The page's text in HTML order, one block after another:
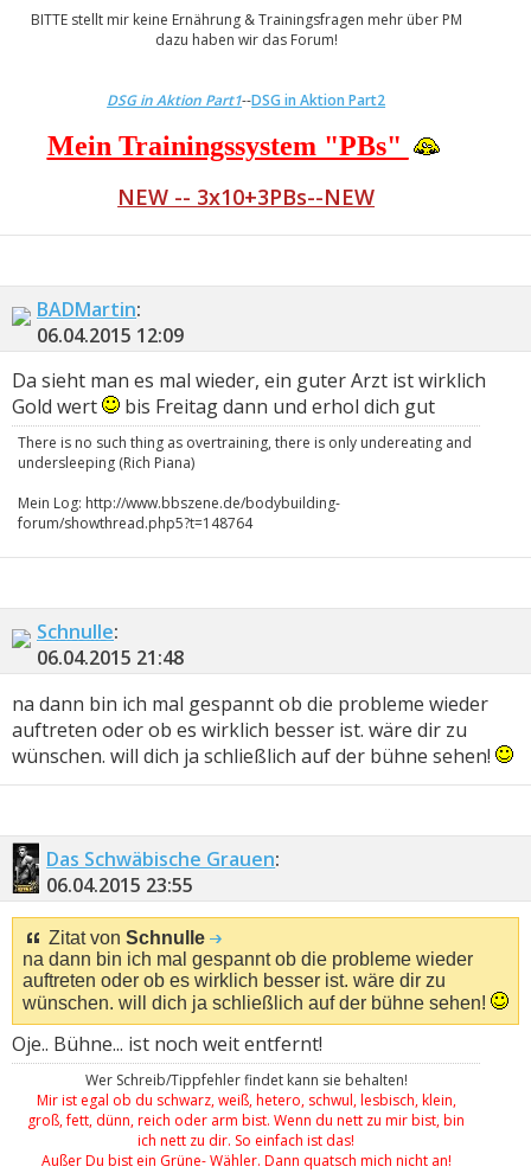
BITTE stellt mir keine Ernährung & Trainingsfragen mehr über PM
dazu haben wir das Forum!
DSG in Aktion Part1--DSG in Aktion Part2
Mein Trainingssystem "PBs"
NEW -- 3x10+3PBs--NEW
BADMartin:
06.04.2015 12:09
Da sieht man es mal wieder, ein guter Arzt ist wirklich
Gold wert
bis Freitag dann und erhol dich gut
There is no such thing as overtraining, there is only undereating and
undersleeping (Rich Piana)
Mein Log: http://www.bbszene.de/bodybuilding-
forum/showthread.php5?t=148764
Schnulle:
06.04.2015 21:48
na dann bin ich mal gespannt ob die probleme wieder
auftreten oder ob es wirklich besser ist. wäre dir zu
wünschen. will dich ja schließlich auf der bühne sehen!
Das Schwäbische Grauen:
06.04.2015 23:55
Zitat von Schnulle
na dann bin ich mal gespannt ob die probleme wieder
auftreten oder ob es wirklich besser ist. wäre dir zu
wünschen. will dich ja schließlich auf der bühne sehen!
Oje.. Bühne... ist noch weit entfernt!
Wer Schreib/Tippfehler findet kann sie behalten!
Mir ist egal ob du schwarz, weiß, hetero, schwul, lesbisch, klein,
groß, fett, dünn, reich oder arm bist. Wenn du nett zu mir bist, bin
ich nett zu dir. So einfach ist das!
Außer Du bist ein Grüne- Wähler. Dann quatsch mich nicht an!